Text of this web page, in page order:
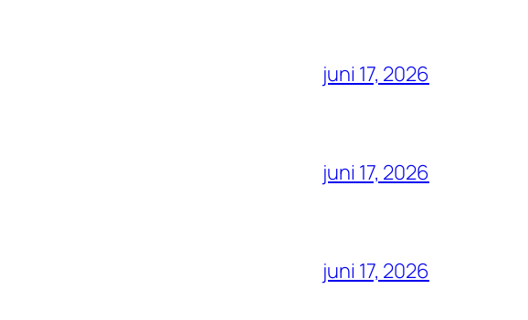
juni 17, 2026
juni 17, 2026
juni 17, 2026